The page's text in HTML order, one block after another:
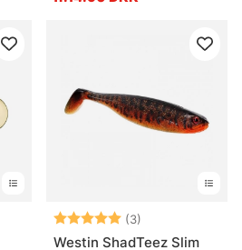
5 stjernerVurdering: (3)
Westin ShadTeez Slim